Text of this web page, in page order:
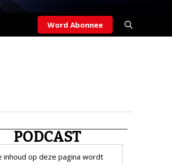
Word Abonnee
PODCAST
inhoud op deze pagina wordt